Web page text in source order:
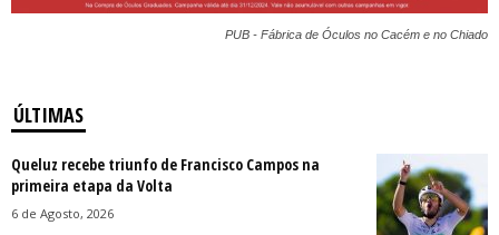
PUB - Fábrica de Óculos no Cacém e no Chiado
ÚLTIMAS
Queluz recebe triunfo de Francisco Campos na
primeira etapa da Volta
6 de Agosto, 2026